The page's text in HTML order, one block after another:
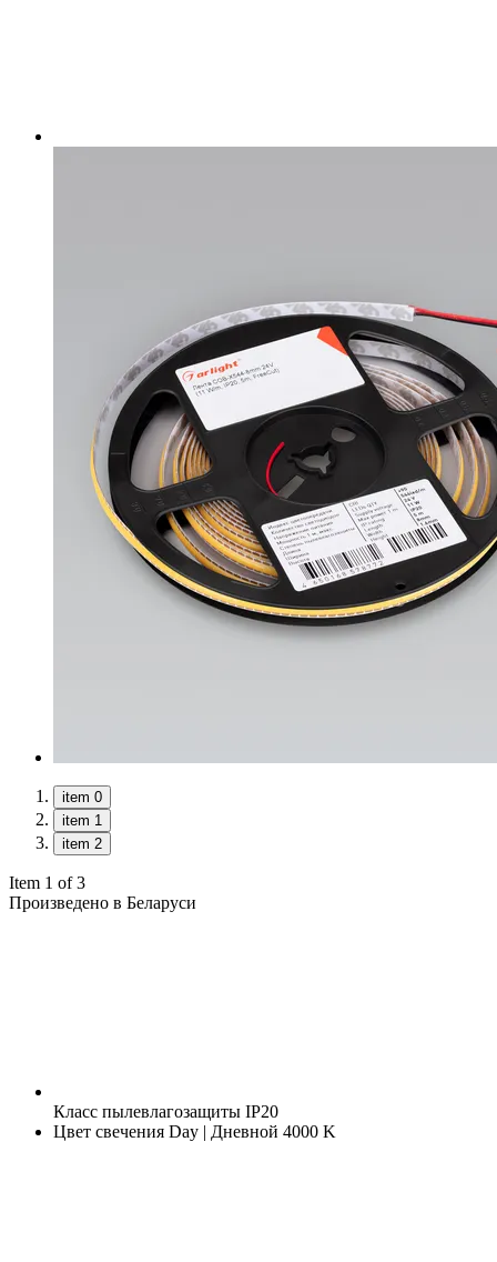
item 0
item 1
item 2
Item 1 of 3
Произведено в Беларуси
Класс пылевлагозащиты IP20
Цвет свечения Day | Дневной 4000 K